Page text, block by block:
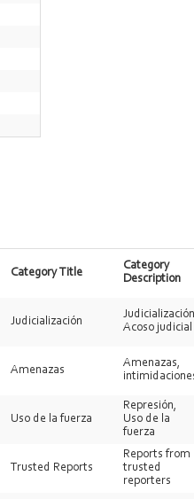
Category Title
Category
Description
Judicialización
Acoso judicial
Amenazas
Amenazas,
Uso de la fuerza
Represión,
Uso de la
fuerza
Trusted Reports
Reports from
trusted
reporters